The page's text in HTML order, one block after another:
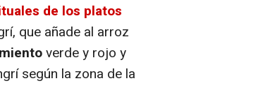
de los platos
que añade al arroz
verde y rojo y
según la zona de la